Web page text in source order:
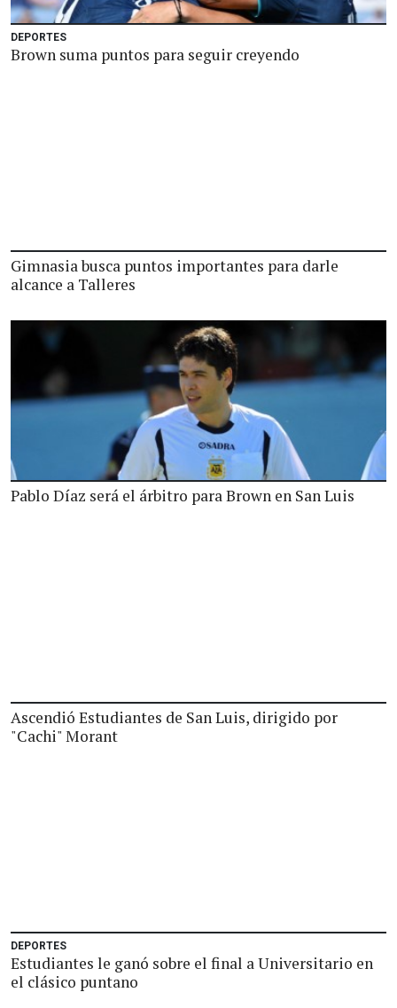
DEPORTES
Brown suma puntos para seguir creyendo
Gimnasia busca puntos importantes para darle
alcance a Talleres
Pablo Díaz será el árbitro para Brown en San Luis
Ascendió Estudiantes de San Luis, dirigido por
"Cachi" Morant
DEPORTES
Estudiantes le ganó sobre el final a Universitario en
el clásico puntano